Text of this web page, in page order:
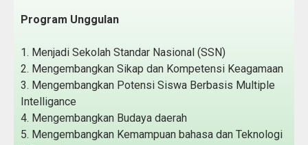
Program Unggulan
1. Menjadi Sekolah Standar Nasional (SSN)
2. Mengembangkan Sikap dan Kompetensi Keagamaan
3. Mengembangkan Potensi Siswa Berbasis Multiple
Intelligance
4. Mengembangkan Budaya daerah
5. Mengembangkan Kemampuan bahasa dan Teknologi